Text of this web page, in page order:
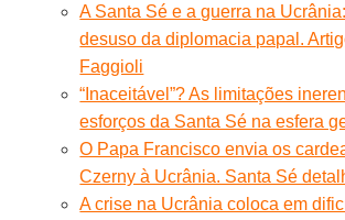
A Santa Sé e a guerra na
desuso da diplomacia papal.
Faggioli
“Inaceitável”? As limitações
esforços da Santa Sé na esfera
O Papa Francisco envia os
Czerny à Ucrânia. Santa Sé
A crise na Ucrânia coloca em